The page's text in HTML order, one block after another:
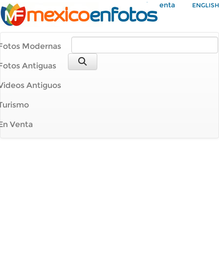
Mi Cuenta ENGLISH
Modernas
Antiguas
Antiguos
Venta